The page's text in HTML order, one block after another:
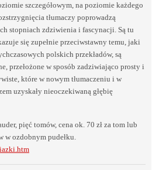
szczegółowym, na poziomie każdego
tłumaczy poprowadzą
stopniach zdziwienia i fascynacji. Są tu
się zupełnie przeciwstawny temu, jaki
polskich przekładów, są
przełożone w sposób zadziwiająco prosty i
które w nowym tłumaczeniu i w
uzyskały nieoczekiwaną głębię
pięć tomów, cena ok. 70 zł za tom lub
w ozdobnym pudełku.